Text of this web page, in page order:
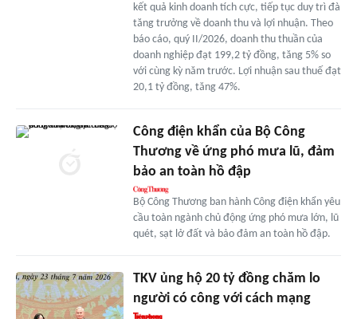
kết quả kinh doanh tích cực, tiếp tục duy trì đà
tăng trưởng về doanh thu và lợi nhuận. Theo
báo cáo, quý II/2026, doanh thu thuần của
doanh nghiệp đạt 199,2 tỷ đồng, tăng 5% so
với cùng kỳ năm trước. Lợi nhuận sau thuế đạt
20,1 tỷ đồng, tăng 47%.
Công điện khẩn của Bộ Công
Thương về ứng phó mưa lũ, đảm
bảo an toàn hồ đập
Bộ Công Thương ban hành Công điện khẩn yêu
cầu toàn ngành chủ động ứng phó mưa lớn, lũ
quét, sạt lở đất và bảo đảm an toàn hồ đập.
TKV ủng hộ 20 tỷ đồng chăm lo
người có công với cách mạng